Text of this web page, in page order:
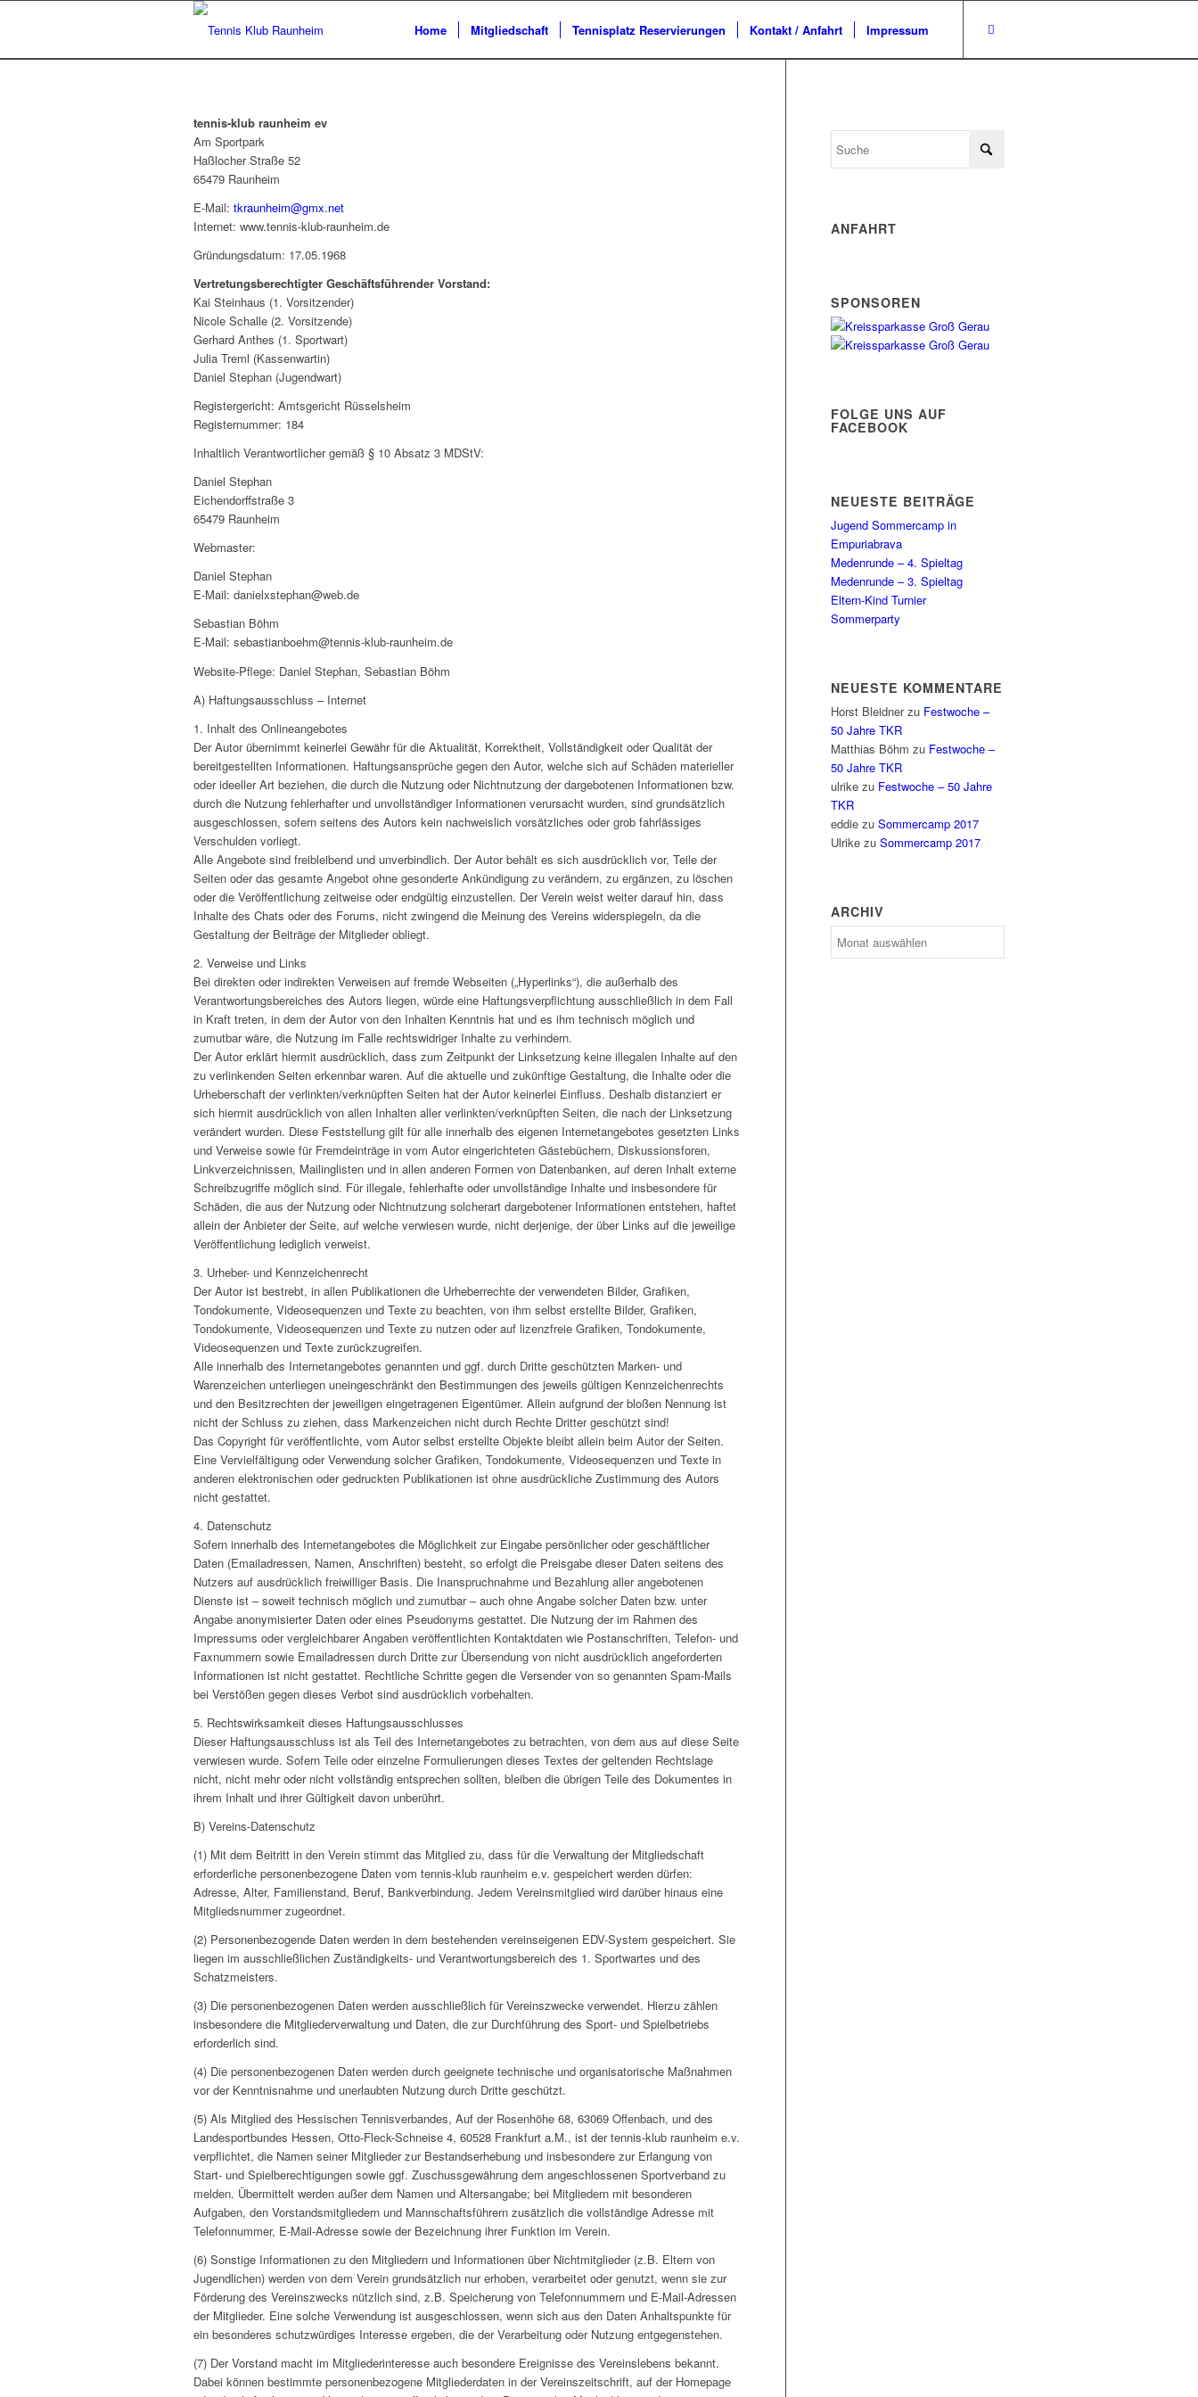
Home Mitgliedschaft Tennisplatz Reservierungen Kontakt / Anfahrt Impressum
tennis-klub raunheim ev
Am Sportpark
Haßlocher Straße 52
65479 Raunheim
E-Mail: tkraunheim@gmx.net
Internet: www.tennis-klub-raunheim.de
Gründungsdatum: 17.05.1968
Vertretungsberechtigter Geschäftsführender Vorstand:
Kai Steinhaus (1. Vorsitzender)
Nicole Schalle (2. Vorsitzende)
Gerhard Anthes (1. Sportwart)
Julia Treml (Kassenwartin)
Daniel Stephan (Jugendwart)
Registergericht: Amtsgericht Rüsselsheim
Registernummer: 184
Inhaltlich Verantwortlicher gemäß § 10 Absatz 3 MDStV:
Daniel Stephan
Eichendorffstraße 3
65479 Raunheim
Webmaster:
Daniel Stephan
E-Mail: danielxstephan@web.de
Sebastian Böhm
E-Mail: sebastianboehm@tennis-klub-raunheim.de
Website-Pflege: Daniel Stephan, Sebastian Böhm
A) Haftungsausschluss – Internet
1. Inhalt des Onlineangebotes
Der Autor übernimmt keinerlei Gewähr für die Aktualität, Korrektheit, Vollständigkeit oder Qualität der
bereitgestellten Informationen. Haftungsansprüche gegen den Autor, welche sich auf Schäden materieller
oder ideeller Art beziehen, die durch die Nutzung oder Nichtnutzung der dargebotenen Informationen bzw.
durch die Nutzung fehlerhafter und unvollständiger Informationen verursacht wurden, sind grundsätzlich
ausgeschlossen, sofern seitens des Autors kein nachweislich vorsätzliches oder grob fahrlässiges
Verschulden vorliegt.
Alle Angebote sind freibleibend und unverbindlich. Der Autor behält es sich ausdrücklich vor, Teile der
Seiten oder das gesamte Angebot ohne gesonderte Ankündigung zu verändern, zu ergänzen, zu löschen
oder die Veröffentlichung zeitweise oder endgültig einzustellen. Der Verein weist weiter darauf hin, dass
Inhalte des Chats oder des Forums, nicht zwingend die Meinung des Vereins widerspiegeln, da die
Gestaltung der Beiträge der Mitglieder obliegt.
2. Verweise und Links
Bei direkten oder indirekten Verweisen auf fremde Webseiten („Hyperlinks“), die außerhalb des
Verantwortungsbereiches des Autors liegen, würde eine Haftungsverpflichtung ausschließlich in dem Fall
in Kraft treten, in dem der Autor von den Inhalten Kenntnis hat und es ihm technisch möglich und
zumutbar wäre, die Nutzung im Falle rechtswidriger Inhalte zu verhindern.
Der Autor erklärt hiermit ausdrücklich, dass zum Zeitpunkt der Linksetzung keine illegalen Inhalte auf den
zu verlinkenden Seiten erkennbar waren. Auf die aktuelle und zukünftige Gestaltung, die Inhalte oder die
Urheberschaft der verlinkten/verknüpften Seiten hat der Autor keinerlei Einfluss. Deshalb distanziert er
sich hiermit ausdrücklich von allen Inhalten aller verlinkten/verknüpften Seiten, die nach der Linksetzung
verändert wurden. Diese Feststellung gilt für alle innerhalb des eigenen Internetangebotes gesetzten Links
und Verweise sowie für Fremdeinträge in vom Autor eingerichteten Gästebüchern, Diskussionsforen,
Linkverzeichnissen, Mailinglisten und in allen anderen Formen von Datenbanken, auf deren Inhalt externe
Schreibzugriffe möglich sind. Für illegale, fehlerhafte oder unvollständige Inhalte und insbesondere für
Schäden, die aus der Nutzung oder Nichtnutzung solcherart dargebotener Informationen entstehen, haftet
allein der Anbieter der Seite, auf welche verwiesen wurde, nicht derjenige, der über Links auf die jeweilige
Veröffentlichung lediglich verweist.
3. Urheber- und Kennzeichenrecht
Der Autor ist bestrebt, in allen Publikationen die Urheberrechte der verwendeten Bilder, Grafiken,
Tondokumente, Videosequenzen und Texte zu beachten, von ihm selbst erstellte Bilder, Grafiken,
Tondokumente, Videosequenzen und Texte zu nutzen oder auf lizenzfreie Grafiken, Tondokumente,
Videosequenzen und Texte zurückzugreifen.
Alle innerhalb des Internetangebotes genannten und ggf. durch Dritte geschützten Marken- und
Warenzeichen unterliegen uneingeschränkt den Bestimmungen des jeweils gültigen Kennzeichenrechts
und den Besitzrechten der jeweiligen eingetragenen Eigentümer. Allein aufgrund der bloßen Nennung ist
nicht der Schluss zu ziehen, dass Markenzeichen nicht durch Rechte Dritter geschützt sind!
Das Copyright für veröffentlichte, vom Autor selbst erstellte Objekte bleibt allein beim Autor der Seiten.
Eine Vervielfältigung oder Verwendung solcher Grafiken, Tondokumente, Videosequenzen und Texte in
anderen elektronischen oder gedruckten Publikationen ist ohne ausdrückliche Zustimmung des Autors
nicht gestattet.
4. Datenschutz
Sofern innerhalb des Internetangebotes die Möglichkeit zur Eingabe persönlicher oder geschäftlicher
Daten (Emailadressen, Namen, Anschriften) besteht, so erfolgt die Preisgabe dieser Daten seitens des
Nutzers auf ausdrücklich freiwilliger Basis. Die Inanspruchnahme und Bezahlung aller angebotenen
Dienste ist – soweit technisch möglich und zumutbar – auch ohne Angabe solcher Daten bzw. unter
Angabe anonymisierter Daten oder eines Pseudonyms gestattet. Die Nutzung der im Rahmen des
Impressums oder vergleichbarer Angaben veröffentlichten Kontaktdaten wie Postanschriften, Telefon- und
Faxnummern sowie Emailadressen durch Dritte zur Übersendung von nicht ausdrücklich angeforderten
Informationen ist nicht gestattet. Rechtliche Schritte gegen die Versender von so genannten Spam-Mails
bei Verstößen gegen dieses Verbot sind ausdrücklich vorbehalten.
5. Rechtswirksamkeit dieses Haftungsausschlusses
Dieser Haftungsausschluss ist als Teil des Internetangebotes zu betrachten, von dem aus auf diese Seite
verwiesen wurde. Sofern Teile oder einzelne Formulierungen dieses Textes der geltenden Rechtslage
nicht, nicht mehr oder nicht vollständig entsprechen sollten, bleiben die übrigen Teile des Dokumentes in
ihrem Inhalt und ihrer Gültigkeit davon unberührt.
B) Vereins-Datenschutz
(1) Mit dem Beitritt in den Verein stimmt das Mitglied zu, dass für die Verwaltung der Mitgliedschaft
erforderliche personenbezogene Daten vom tennis-klub raunheim e.v. gespeichert werden dürfen:
Adresse, Alter, Familienstand, Beruf, Bankverbindung. Jedem Vereinsmitglied wird darüber hinaus eine
Mitgliedsnummer zugeordnet.
(2) Personenbezogende Daten werden in dem bestehenden vereinseigenen EDV-System gespeichert. Sie
liegen im ausschließlichen Zuständigkeits- und Verantwortungsbereich des 1. Sportwartes und des
Schatzmeisters.
(3) Die personenbezogenen Daten werden ausschließlich für Vereinszwecke verwendet. Hierzu zählen
insbesondere die Mitgliederverwaltung und Daten, die zur Durchführung des Sport- und Spielbetriebs
erforderlich sind.
(4) Die personenbezogenen Daten werden durch geeignete technische und organisatorische Maßnahmen
vor der Kenntnisnahme und unerlaubten Nutzung durch Dritte geschützt.
(5) Als Mitglied des Hessischen Tennisverbandes, Auf der Rosenhöhe 68, 63069 Offenbach, und des
Landesportbundes Hessen, Otto-Fleck-Schneise 4, 60528 Frankfurt a.M., ist der tennis-klub raunheim e.v.
verpflichtet, die Namen seiner Mitglieder zur Bestandserhebung und insbesondere zur Erlangung von
Start- und Spielberechtigungen sowie ggf. Zuschussgewährung dem angeschlossenen Sportverband zu
melden. Übermittelt werden außer dem Namen und Altersangabe; bei Mitgliedern mit besonderen
Aufgaben, den Vorstandsmitgliedern und Mannschaftsführern zusätzlich die vollständige Adresse mit
Telefonnummer, E-Mail-Adresse sowie der Bezeichnung ihrer Funktion im Verein.
(6) Sonstige Informationen zu den Mitgliedern und Informationen über Nichtmitglieder (z.B. Eltern von
Jugendlichen) werden von dem Verein grundsätzlich nur erhoben, verarbeitet oder genutzt, wenn sie zur
Förderung des Vereinszwecks nützlich sind, z.B. Speicherung von Telefonnummern und E-Mail-Adressen
der Mitglieder. Eine solche Verwendung ist ausgeschlossen, wenn sich aus den Daten Anhaltspunkte für
ein besonderes schutzwürdiges Interesse ergeben, die der Verarbeitung oder Nutzung entgegenstehen.
(7) Der Vorstand macht im Mitgliederinteresse auch besondere Ereignisse des Vereinslebens bekannt.
Dabei können bestimmte personenbezogene Mitgliederdaten in der Vereinszeitschrift, auf der Homepage
ANFAHRT
SPONSOREN
FOLGE UNS AUF
FACEBOOK
NEUESTE BEITRÄGE
Jugend Sommercamp in
Empuriabrava
Medenrunde – 4. Spieltag
Medenrunde – 3. Spieltag
Eltern-Kind Turnier
Sommerparty
NEUESTE KOMMENTARE
Horst Bleidnerzu Festwoche –
50 Jahre TKR
Matthias Böhm zu Festwoche –
50 Jahre TKR
ulrike zu Festwoche – 50 Jahre
TKR
eddie zuSommercamp 2017
Ulrike zuSommercamp 2017
ARCHIV